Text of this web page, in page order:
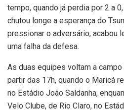
tempo, quando já perdia por 2 a
chutou longe a esperança do
pressionar o adversário, acabou
uma falha da defesa.
As duas equipes voltam a
partir das 17h, quando o Maricá
no Estádio João Saldanha,
Velo Clube, de Rio Claro, no